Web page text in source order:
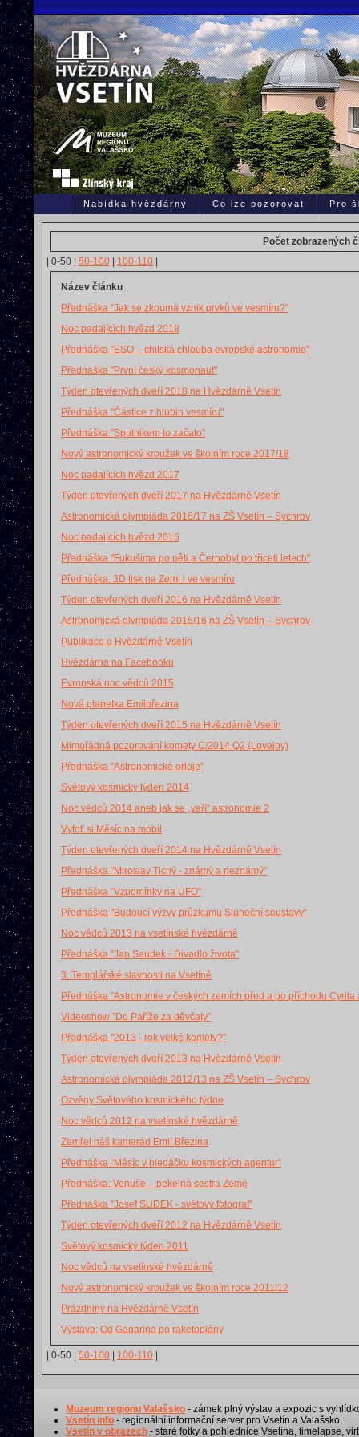
Nabídka hvězdárny Co lze pozorovat Pro
Počet zobrazených
0-50 50-100 100-110
Název článku
Přednáška "Jak se zkoumá vznik prvků ve vesmíru?"
Noc padajících hvězd 2018
Přednáška "ESO – chilská chlouba evropské astronomie"
Přednáška "První český kosmonaut"
Týden otevřených dveří 2018 na Hvězdárně Vsetín
Přednáška "Částice z hlubin vesmíru"
Přednáška "Sputnikem to začalo"
Nový astronomický kroužek ve školním roce 2017/18
Noc padajících hvězd 2017
Týden otevřených dveří 2017 na Hvězdárně Vsetín
Astronomická olympiáda 2016/17 na ZŠ Vsetín – Sychrov
Noc padajících hvězd 2016
Přednáška "Fukušima po pěti a Černobyl po třiceti letech"
Přednáška: 3D tisk na Zemi i ve vesmíru
Týden otevřených dveří 2016 na Hvězdárně Vsetín
Astronomická olympiáda 2015/16 na ZŠ Vsetín – Sychrov
Publikace o Hvězdárně Vsetín
Hvězdárna na Facebooku
Evropská noc vědců 2015
Nová planetka Emilbřezina
Týden otevřených dveří 2015 na Hvězdárně Vsetín
Mimořádná pozorování komety C/2014 Q2 (Lovejoy)
Přednáška "Astronomické orloje"
Světový kosmický týden 2014
Noc vědců 2014 aneb jak se „vaří“ astronomie 2
Vyfoť si Měsíc na mobil
Týden otevřených dveří 2014 na Hvězdárně Vsetín
Přednáška "Miroslav Tichý - známý a neznámý"
Přednáška "Vzpomínky na UFO"
Přednáška "Budoucí výzvy průzkumu Sluneční soustavy"
Noc vědců 2013 na vsetínské hvězdárně
Přednáška "Jan Saudek - Divadlo života"
3. Templářské slavnosti na Vsetíně
Přednáška "Astronomie v českých zemích před a po příchodu
Videoshow "Do Paříže za děvčaty"
Přednáška "2013 - rok velké komety?"
Týden otevřených dveří 2013 na Hvězdárně Vsetín
Astronomická olympiáda 2012/13 na ZŠ Vsetín – Sychrov
Ozvěny Světového kosmického týdne
Noc vědců 2012 na vsetínské hvězdárně
Zemřel náš kamarád Emil Březina
Přednáška "Měsíc v hledáčku kosmických agentur"
Přednáška: Venuše – pekelná sestra Země
Přednáška "Josef SUDEK - světový fotograf"
Týden otevřených dveří 2012 na Hvězdárně Vsetín
Světový kosmický týden 2011
Noc vědců na vsetínské hvězdárně
Nový astronomický kroužek ve školním roce 2011/12
Prázdniny na Hvězdárně Vsetín
Výstava: Od Gagarina po raketoplány
0-50 50-100 100-110
Muzeum regionu Valašsko - zámek plný výstav a expozic s
Vsetín info - regionální informační server pro Vsetín a Valašsko.
Vsetín v obrazech - staré fotky a pohlednice Vsetína, timelapse,